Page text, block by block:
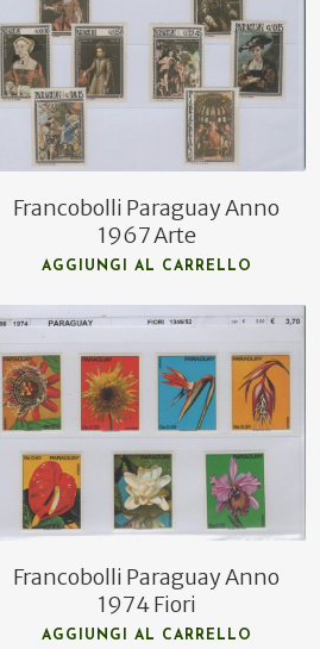
€
5,00
Francobolli Paraguay Anno
1967 Arte
AGGIUNGI AL CARRELLO
€3,00
Francobolli Paraguay Anno
1974 Fiori
AGGIUNGI AL CARRELLO